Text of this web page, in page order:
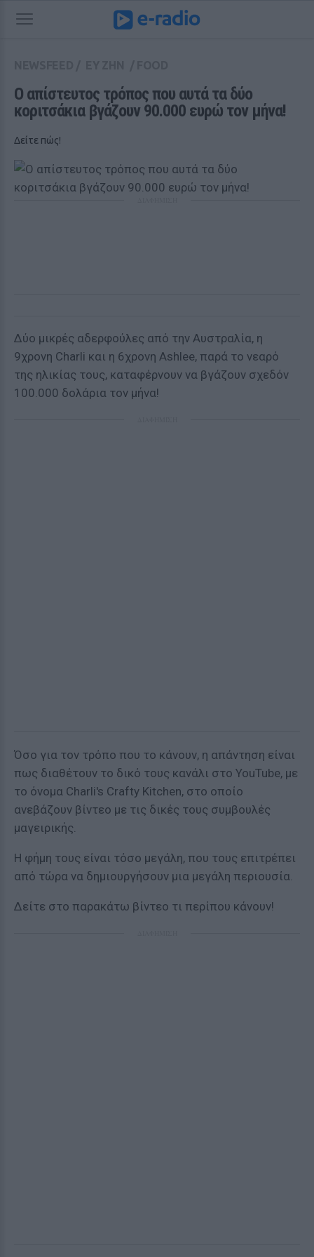
Ο απίστευτος τρόπος που αυτά τα δύο
κοριτσάκια βγάζουν 90.000 ευρώ τον μήνα!
Δείτε πώς!
Δύο μικρές αδερφούλες από την Αυστραλία, η
9χρονη Charli και η 6χρονη Ashlee, παρά το νεαρό
της ηλικίας τους, καταφέρνουν να βγάζουν σχεδόν
100.000 δολάρια τον μήνα!
Όσο για τον τρόπο που το κάνουν, η απάντηση είναι
πως διαθέτουν το δικό τους κανάλι στο YouTube, με
το όνομα Charli's Crafty Kitchen, στο οποίο
ανεβάζουν βίντεο με τις δικές τους συμβουλές
μαγειρικής.
Η φήμη τους είναι τόσο μεγάλη, που τους επιτρέπει
από τώρα να δημιουργήσουν μια μεγάλη περιουσία.
Δείτε στο παρακάτω βίντεο τι περίπου κάνουν!